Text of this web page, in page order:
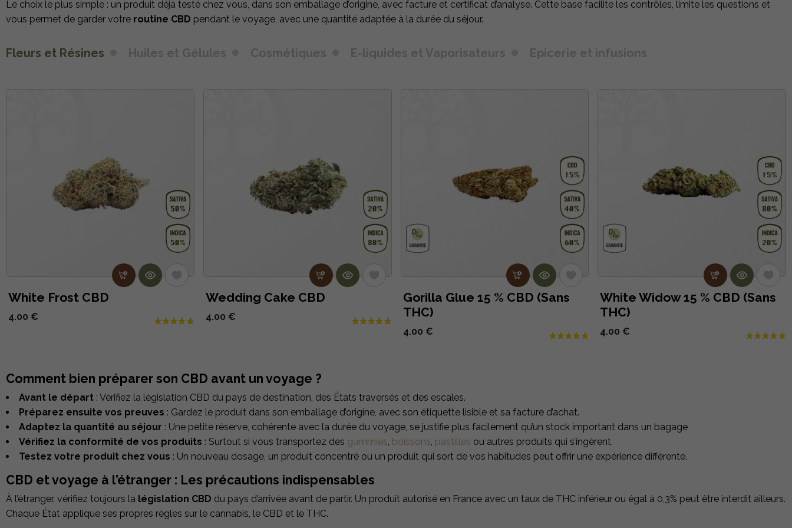
Le choix le plus simple : un produit déjà testé chez vous, dans son emballage d’origine, avec facture et certificat d’analyse. Cette base facilite les contrôles, limite les questions et
vous permet de garder votre routine CBD pendant le voyage, avec une quantité adaptée à la durée du séjour.
Fleurs et Résines Huiles et Gélules Cosmétiques E-liquides et Vaporisateurs Épicerie et infusions
White Frost CBD
4.00 €
Wedding Cake CBD
4.00 €
Gorilla Glue 15 % CBD (Sans
THC)
4.00 €
White Widow 15 % CBD (Sans
THC)
4.00 €
Comment bien préparer son CBD avant un voyage ?
Avant le départ : Vérifiez la législation CBD du pays de destination, des États traversés et des escales.
Préparez ensuite vos preuves : Gardez le produit dans son emballage d’origine, avec son étiquette lisible et sa facture d’achat.
Adaptez la quantité au séjour : Une petite réserve, cohérente avec la durée du voyage, se justifie plus facilement qu’un stock important dans un bagage
Vérifiez la conformité de vos produits : Surtout si vous transportez des gummies, boissons, pastilles ou autres produits qui s’ingèrent.
Testez votre produit chez vous : Un nouveau dosage, un produit concentré ou un produit qui sort de vos habitudes peut offrir une expérience différente.
CBD et voyage à l’étranger : Les précautions indispensables
À l’étranger, vérifiez toujours la législation CBD du pays d’arrivée avant de partir. Un produit autorisé en France avec un taux de THC inférieur ou égal à 0,3% peut être interdit ailleurs.
Chaque État applique ses propres règles sur le cannabis, le CBD et le THC.